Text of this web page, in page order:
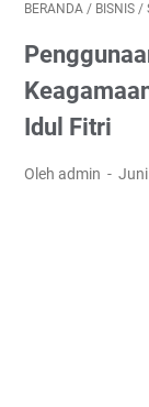
BERANDA / BISNIS /
Idul Fitri
Oleh admin